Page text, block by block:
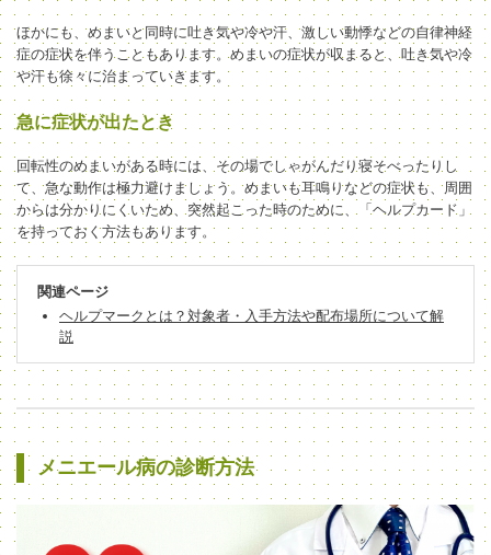
ほかにも、めまいと同時に吐き気や冷や汗、激しい動悸などの自律神経
症の症状を伴うこともあります。めまいの症状が収まると、吐き気や冷
や汗も徐々に治まっていきます。
急に症状が出たとき
回転性のめまいがある時には、その場でしゃがんだり寝そべったりし
て、急な動作は極力避けましょう。めまいも耳鳴りなどの症状も、周囲
からは分かりにくいため、突然起こった時のために、「ヘルプカード」
を持っておく方法もあります。
関連ページ
ヘルプマークとは？対象者・入手方法や配布場所について解
説
メニエール病の診断方法